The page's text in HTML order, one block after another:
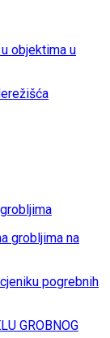
objektima u
grobljima na
pogrebnih
GROBNOG